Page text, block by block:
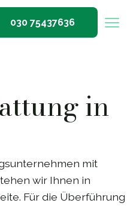
030 75437636
in
mit
wir Ihnen in
Für die Überführung